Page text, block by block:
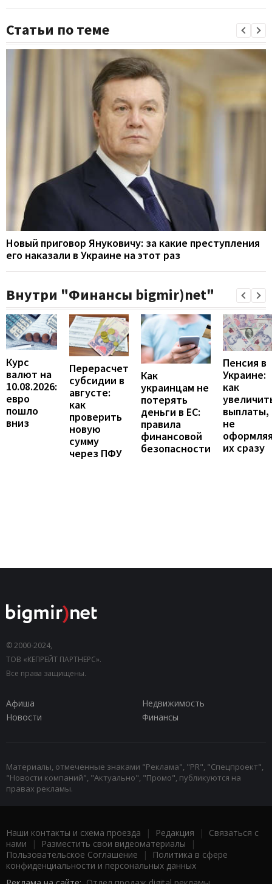
Статьи по теме
Новый приговор Януковичу: за какие преступления
его наказали в Украине на этот раз
Внутри "Финансы bigmir)net"
Курс
валют на
10.08.2026:
евро
пошло
вниз
Перерасчет
субсидии в
августе:
как
проверить
новую
сумму
через ПФУ
Как
украинцам не
потерять
деньги в ЕС:
правила
финансовой
безопасности
Пенсия в
Украине:
как
выплаты,
не
их сразу
© 2000-2024,
ТОВ «КЕПРЕЙТ ПАРТНЕРС».
Все права защищены.
Афиша
Недвижимость
Новости
Финансы
Материалы, отмеченные знаками "Реклама", "PR", "Спецпроект",
"Новости компаний", "Актуально", "Промо", публикуются на
правах рекламы.
Наши контакты и схема проезда | Редакция | Связаться с
нами | Разместить свои видеоматериалы |
Пользовательское Соглашение |
Политика в сфере
конфиденциальности и персональных данных